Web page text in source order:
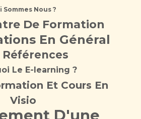
Sommes Nous ?
De Formation
En Général
Références
Le E-learning ?
Et Cours En
Visio
D'une